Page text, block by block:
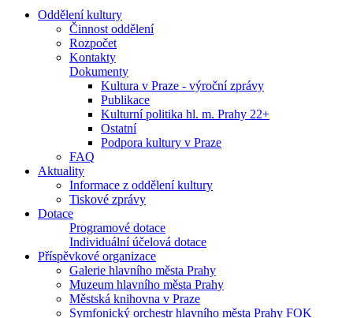
Oddělení kultury
Činnost oddělení
Rozpočet
Kontakty
Dokumenty
Kultura v Praze - výroční zprávy
Publikace
Kulturní politika hl. m. Prahy 22+
Ostatní
Podpora kultury v Praze
FAQ
Aktuality
Informace z oddělení kultury
Tiskové zprávy
Dotace
Programové dotace
Individuální účelová dotace
Příspěvkové organizace
Galerie hlavního města Prahy
Muzeum hlavního města Prahy
Městská knihovna v Praze
Symfonický orchestr hlavního města Prahy FOK